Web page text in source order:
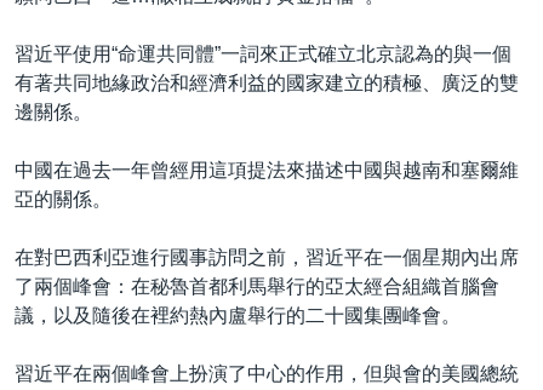
習近平使用“命運共同體”一詞來正式確立北京認為的與一個
有著共同地緣政治和經濟利益的國家建立的積極、廣泛的雙
邊關係。
中國在過去一年曾經用這項提法來描述中國與越南和塞爾維
亞的關係。
在對巴西利亞進行國事訪問之前，習近平在一個星期內出席
了兩個峰會：在秘魯首都利馬舉行的亞太經合組織首腦會
議，以及隨後在裡約熱內盧舉行的二十國集團峰會。
習近平在兩個峰會上扮演了中心的作用，但與會的美國總統